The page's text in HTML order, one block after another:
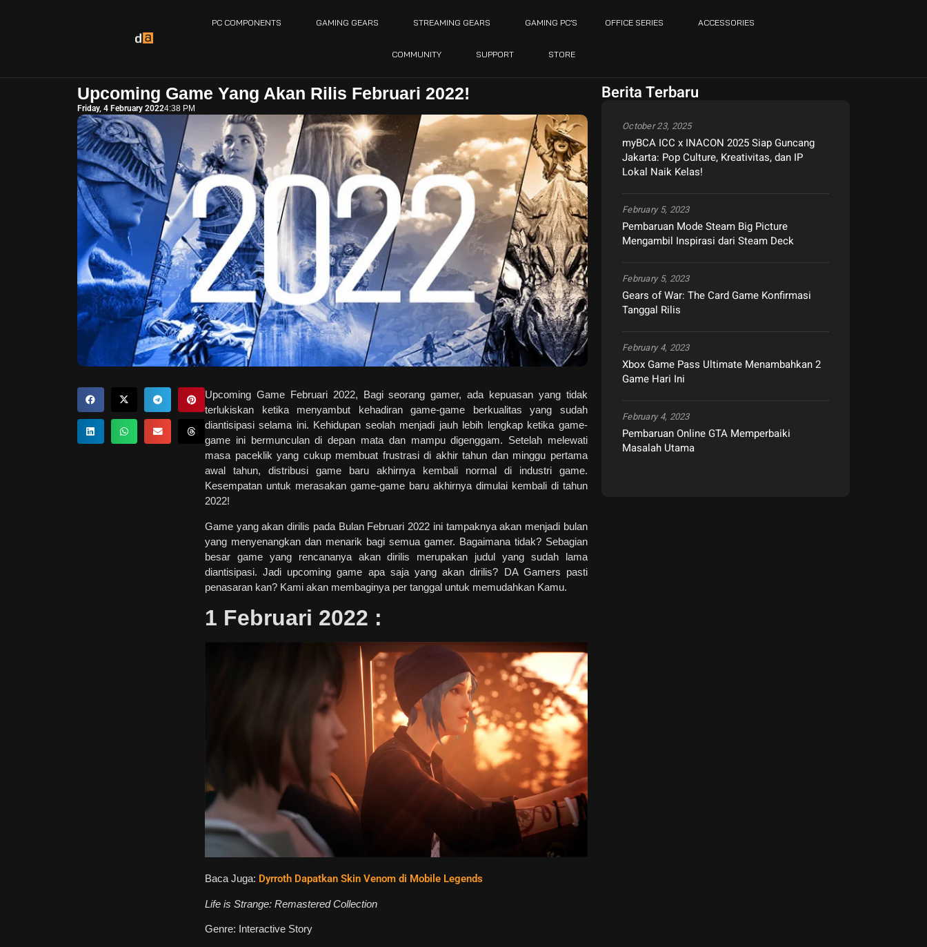
PC COMPONENTS GAMING GEARS STREAMING GEARS GAMING PC’S OFFICE SERIES ACCESSORIES
COMMUNITY SUPPORT STORE
Upcoming Game Yang Akan Rilis Februari 2022!
Friday, 4 February 20224:38 PM
Upcoming Game Februari 2022, Bagi seorang gamer, ada kepuasan yang tidak
terlukiskan ketika menyambut kehadiran game-game berkualitas yang sudah
diantisipasi selama ini. Kehidupan seolah menjadi jauh lebih lengkap ketika game-
game ini bermunculan di depan mata dan mampu digenggam. Setelah melewati
masa paceklik yang cukup membuat frustrasi di akhir tahun dan minggu pertama
awal tahun, distribusi game baru akhirnya kembali normal di industri game.
Kesempatan untuk merasakan game-game baru akhirnya dimulai kembali di tahun
2022!
Game yang akan dirilis pada Bulan Februari 2022 ini tampaknya akan menjadi bulan
yang menyenangkan dan menarik bagi semua gamer. Bagaimana tidak? Sebagian
besar game yang rencananya akan dirilis merupakan judul yang sudah lama
diantisipasi. Jadi upcoming game apa saja yang akan dirilis? DA Gamers pasti
penasaran kan? Kami akan membaginya per tanggal untuk memudahkan Kamu.
1 Februari 2022 :
Baca Juga: Dyrroth Dapatkan Skin Venom di Mobile Legends
Life is Strange: Remastered Collection
Genre: Interactive Story
Berita Terbaru
myBCA ICC x INACON 2025 Siap Guncang
Jakarta: Pop Culture, Kreativitas, dan IP
Lokal Naik Kelas!
October 23, 2025
Pembaruan Mode Steam Big Picture
Mengambil Inspirasi dari Steam Deck
February 5, 2023
Gears of War: The Card Game Konfirmasi
Tanggal Rilis
February 5, 2023
Xbox Game Pass Ultimate Menambahkan 2
Game Hari Ini
February 4, 2023
Pembaruan Online GTA Memperbaiki
Masalah Utama
February 4, 2023